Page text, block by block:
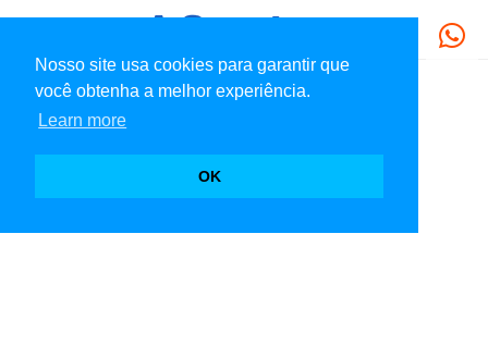
Nosso site usa cookies para garantir que
você obtenha a melhor experiência.
Learn more
OK